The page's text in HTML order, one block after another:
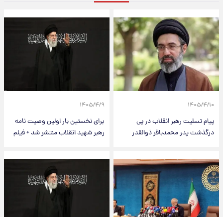
۱۴۰۵/۴/۱۰
پیام تسلیت رهبر انقلاب در پی
درگذشت پدر محمدباقر ذوالقدر
۱۴۰۵/۴/۹
برای نخستین بار اولین وصیت نامه
رهبر شهید انقلاب منتشر شد + فیلم